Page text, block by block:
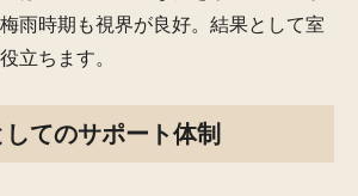
雨時期も視界が良好。結果として室
立ちます。
てのサポート体制